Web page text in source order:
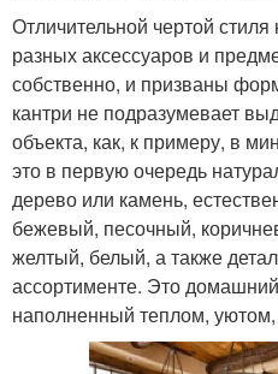
Отличительной чертой
разных аксессуаров и
собственно, и призваны
кантри не подразумевает
объекта, как, к примеру, в
это в первую очередь
дерево или камень,
бежевый, песочный,
желтый, белый, а также
ассортименте. Это
наполненный теплом,